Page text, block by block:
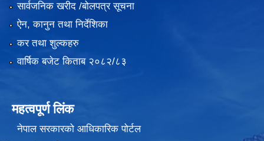
सार्वजनिक खरीद /बोलपत्र सूचना
ऐन, कानुन तथा निर्देशिका
कर तथा शुल्कहरु
वार्षिक बजेट किताब २०८२/८३
महत्वपूर्ण लिंक
नेपाल सरकारको आधिकारिक पोर्टल